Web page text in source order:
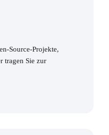
Source-Projekte,
tragen Sie zur